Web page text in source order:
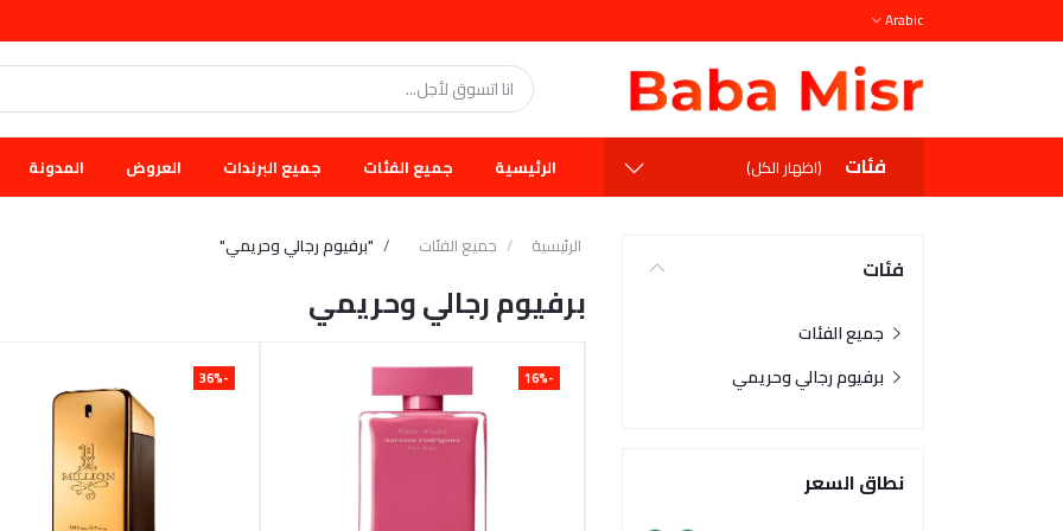
Arabic
فئات (اظهار الكل) الرئيسية جميع الفئات جميع البرندات العروض المدونة
فئات
جميع الفئات
برفيوم رجالي وحريمي
نطاق السعر
الرئيسية جميع الفئات "برفيوم رجالي وحريمي"
برفيوم رجالي وحريمي
-16%
-36%